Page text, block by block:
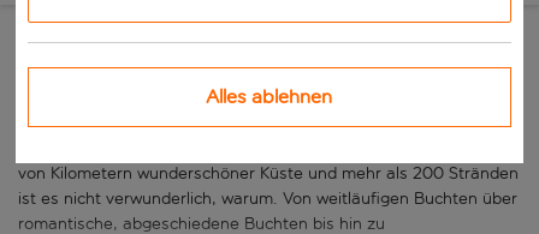
Mallorcas Traumstrände
Mallorca, die mit Abstand grösste und beliebteste Insel der
von Kilometern wunderschöner Küste und mehr als 200 Stränden
ist es nicht verwunderlich, warum. Von weitläufigen Buchten über
romantische, abgeschiedene Buchten bis hin zu
Alles ablehnen